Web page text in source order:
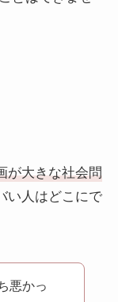
が大きな社会問
い人はどこにで
悪かっ